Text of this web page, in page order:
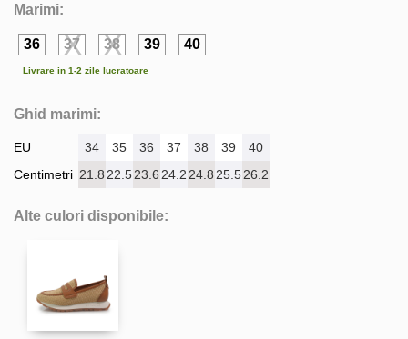
Marimi:
36 37 38 39 40
Livrare in 1-2 zile lucratoare
Ghid marimi:
EU
Centimetri
34 35 36 37 38 39
40
21.8 22.523.6 24.2 24.8 25.526.2
Alte culori disponibile: